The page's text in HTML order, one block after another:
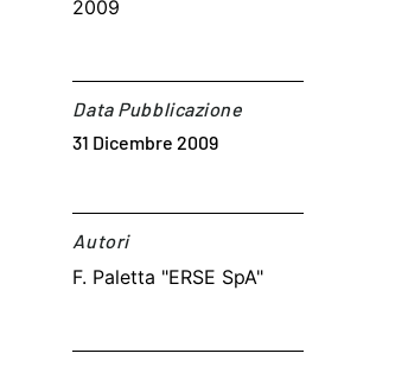
2009
Data Pubblicazione
31 Dicembre 2009
Autori​
F. Paletta "ERSE SpA"